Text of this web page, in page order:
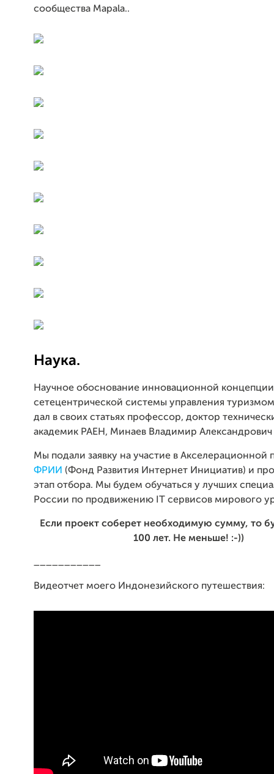
сообщества Mapala..
Наука.
Научное обоснование инновационной концепции
сетецентрической системы управления
дал в своих статьях профессор, доктор
академик РАЕН, Минаев Владимир Александрович
Мы подали заявку на участие в Акселерационной
ФРИИ (Фонд Развития Интернет Инициатив) и
этап отбора. Мы будем обучаться у лучших
России по продвижению IT сервисов мирового
Если проект соберет необходимую сумму, то
100 лет. Не меньше! :-))
Видеотчет моего Индонезийского путешествия: